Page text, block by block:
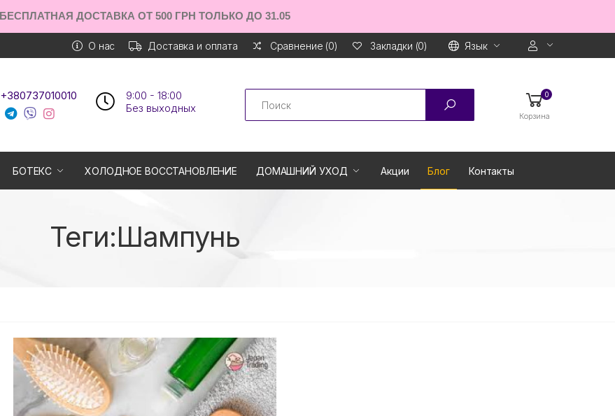
БЕСПЛАТНАЯ ДОСТАВКА ОТ 500 ГРН ТОЛЬКО ДО 31.05
О нас Доставка и оплата Сравнение (0) Закладки (0) Язык
+380737010010
9:00 - 18:00
Без выходных
Search 0
Корзина
БОТЕКС ХОЛОДНОЕ ВОССТАНОВЛЕНИЕ ДОМАШНИЙ УХОД Акции Блог Контакты
Теги:Шампунь